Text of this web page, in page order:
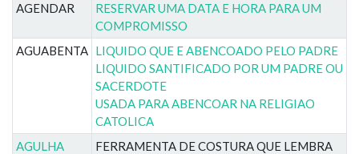
AGENDAR
RESERVAR UMA DATA E HORA PARA UM
COMPROMISSO
AGUABENTA LIQUIDO QUE E ABENCOADO PELO PADRE
LIQUIDO SANTIFICADO POR UM PADRE OU
SACERDOTE
USADA PARA ABENCOAR NA RELIGIAO
CATOLICA
AGULHA
FERRAMENTA DE COSTURA QUE LEMBRA